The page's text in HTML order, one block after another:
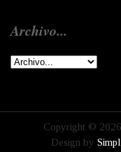
Archivo...
Copyright © 2026
Design by